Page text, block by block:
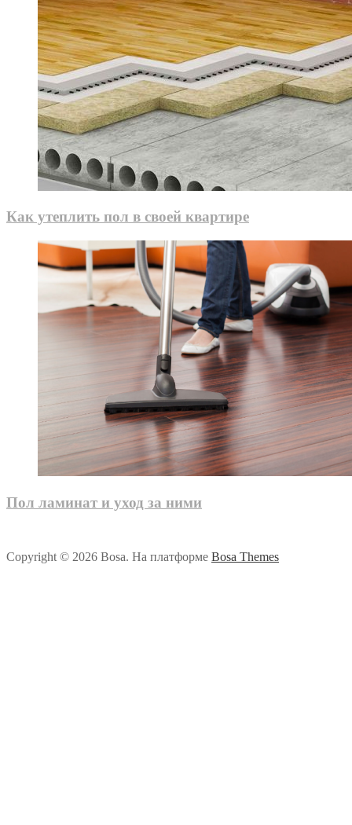
Как утеплить пол в своей квартире
Пол ламинат и уход за ними
Copyright © 2026 Bosa. На платформе Bosa Themes